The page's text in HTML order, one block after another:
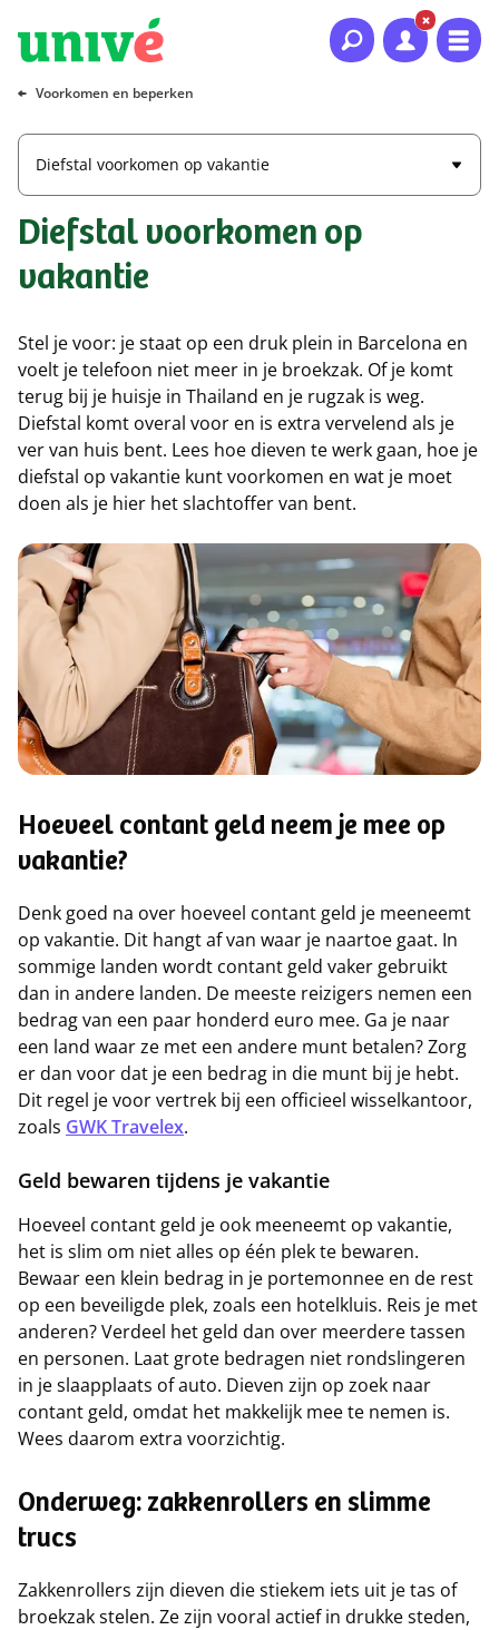
Naar hoofdinhoud
Naar hoofdnavigatie
Naar footer
Voorkomen en beperken
Diefstal voorkomen op vakantie
Diefstal voorkomen op
vakantie
Stel je voor: je staat op een druk plein in Barcelona en
voelt je telefoon niet meer in je broekzak. Of je komt
terug bij je huisje in Thailand en je rugzak is weg.
Diefstal komt overal voor en is extra vervelend als je
ver van huis bent. Lees hoe dieven te werk gaan, hoe je
diefstal op vakantie kunt voorkomen en wat je moet
doen als je hier het slachtoffer van bent.
Hoeveel contant geld neem je mee op
vakantie?
Denk goed na over hoeveel contant geld je meeneemt
op vakantie. Dit hangt af van waar je naartoe gaat. In
sommige landen wordt contant geld vaker gebruikt
dan in andere landen. De meeste reizigers nemen een
bedrag van een paar honderd euro mee. Ga je naar
een land waar ze met een andere munt betalen? Zorg
er dan voor dat je een bedrag in die munt bij je hebt.
Dit regel je voor vertrek bij een officieel wisselkantoor,
zoals GWK Travelex.
Geld bewaren tijdens je vakantie
Hoeveel contant geld je ook meeneemt op vakantie,
het is slim om niet alles op één plek te bewaren.
Bewaar een klein bedrag in je portemonnee en de rest
op een beveiligde plek, zoals een hotelkluis. Reis je met
anderen? Verdeel het geld dan over meerdere tassen
en personen. Laat grote bedragen niet rondslingeren
in je slaapplaats of auto. Dieven zijn op zoek naar
contant geld, omdat het makkelijk mee te nemen is.
Wees daarom extra voorzichtig.
Onderweg: zakkenrollers en slimme
trucs
Zakkenrollers zijn dieven die stiekem iets uit je tas of
broekzak stelen. Ze zijn vooral actief in drukke steden,